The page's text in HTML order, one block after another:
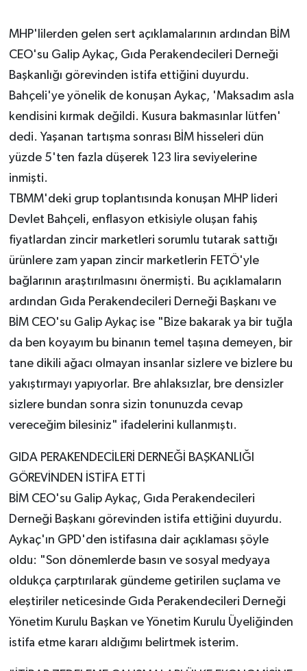
MHP'lilerden gelen sert açıklamalarının ardından BİM
CEO'su Galip Aykaç, Gıda Perakendecileri Derneği
Başkanlığı görevinden istifa ettiğini duyurdu.
Bahçeli'ye yönelik de konuşan Aykaç, 'Maksadım asla
kendisini kırmak değildi. Kusura bakmasınlar lütfen'
dedi. Yaşanan tartışma sonrası BİM hisseleri dün
yüzde 5'ten fazla düşerek 123 lira seviyelerine
inmişti.
TBMM'deki grup toplantısında konuşan MHP lideri
Devlet Bahçeli, enflasyon etkisiyle oluşan fahiş
fiyatlardan zincir marketleri sorumlu tutarak sattığı
ürünlere zam yapan zincir marketlerin FETÖ'yle
bağlarının araştırılmasını önermişti. Bu açıklamaların
ardından Gıda Perakendecileri Derneği Başkanı ve
BİM CEO'su Galip Aykaç ise "Bize bakarak ya bir tuğla
da ben koyayım bu binanın temel taşına demeyen, bir
tane dikili ağacı olmayan insanlar sizlere ve bizlere bu
yakıştırmayı yapıyorlar. Bre ahlaksızlar, bre densizler
sizlere bundan sonra sizin tonunuzda cevap
vereceğim bilesiniz" ifadelerini kullanmıştı.
GIDA PERAKENDECİLERİ DERNEĞİ BAŞKANLIĞI
GÖREVİNDEN İSTİFA ETTİ
BİM CEO'su Galip Aykaç, Gıda Perakendecileri
Derneği Başkanı görevinden istifa ettiğini duyurdu.
Aykaç'ın GPD'den istifasına dair açıklaması şöyle
oldu: "Son dönemlerde basın ve sosyal medyaya
oldukça çarptırılarak gündeme getirilen suçlama ve
eleştiriler neticesinde Gıda Perakendecileri Derneği
Yönetim Kurulu Başkan ve Yönetim Kurulu Üyeliğinden
istifa etme kararı aldığımı belirtmek isterim.